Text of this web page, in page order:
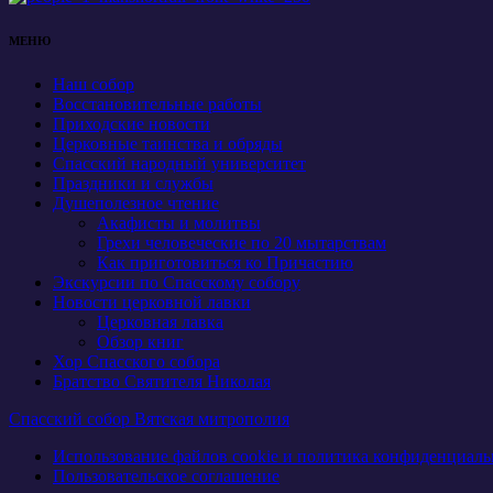
МЕНЮ
Наш собор
Восстановительные работы
Приходские новости
Церковные таинства и обряды
Спасский народный университет
Праздники и службы
Душеполезное чтение
Акафисты и молитвы
Грехи человеческие по 20 мытарствам
Как приготовиться ко Причастию
Экскурсии по Спасскому собору
Новости церковной лавки
Церковная лавка
Обзор книг
Хор Спасского собора
Братство Святителя Николая
Спасский собор Вятская митрополия
Использование файлов cookie и политика
Пользовательское соглашение